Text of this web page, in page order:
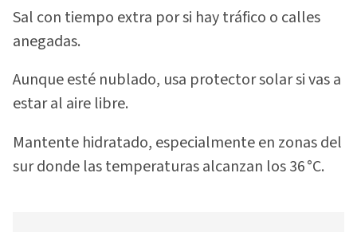
Sal con tiempo extra por si hay tráfico o calles
anegadas.
Aunque esté nublado, usa protector solar si vas a
estar al aire libre.
Mantente hidratado, especialmente en zonas del
sur donde las temperaturas alcanzan los 36 °C.